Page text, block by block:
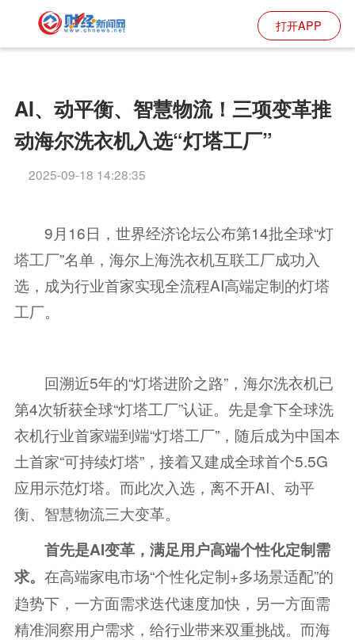
打开APP
AI、动平衡、智慧物流！三项变革推
动海尔洗衣机入选“灯塔工厂”
2025-09-18 14:28:35
9月16日，世界经济论坛公布第14批全球“灯
塔工厂”名单，海尔上海洗衣机互联工厂成功入
选，成为行业首家实现全流程AI高端定制的灯塔
工厂。
回溯近5年的“灯塔进阶之路”，海尔洗衣机已
第4次斩获全球“灯塔工厂”认证。先是拿下全球洗
衣机行业首家端到端“灯塔工厂”，随后成为中国本
土首家“可持续灯塔”，接着又建成全球首个5.5G
应用示范灯塔。而此次入选，离不开AI、动平
衡、智慧物流三大变革。
首先是AI变革，满足用户高端个性化定制需
求。 在高端家电市场“个性化定制+多场景适配”的
趋势下，一方面需求迭代速度加快，另一方面需
精准洞察用户需求，给行业带来双重挑战。而海